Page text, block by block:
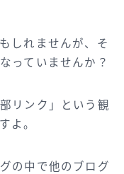
しれませんが、そ
っていませんか？
リンク」という観
よ。
の中で他のブログ